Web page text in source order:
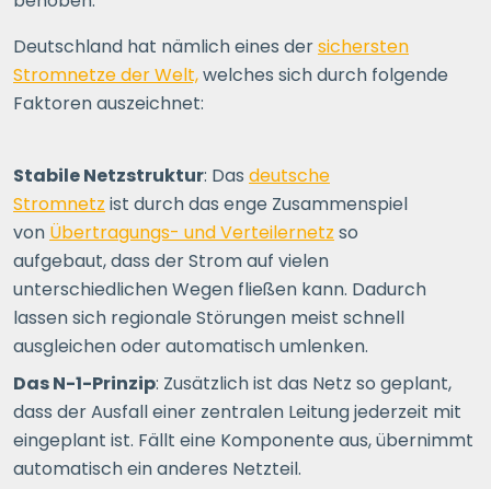
Deutschland hat nämlich eines dersichersten
Stromnetze der Welt,welches sich durch folgende
Faktoren auszeichnet:
Stabile Netzstruktur: Das deutsche
Stromnetz ist durch das enge Zusammenspiel
von Übertragungs- und Verteilernetz so
aufgebaut, dass der Strom auf vielen
unterschiedlichen Wegen fließen kann. Dadurch
lassen sich regionale Störungen meist schnell
ausgleichen oder automatisch umlenken.
Das N-1-Prinzip: Zusätzlich ist das Netz so geplant,
dass der Ausfall einer zentralen Leitung jederzeit mit
eingeplant ist. Fällt eine Komponente aus, übernimmt
automatisch ein anderes Netzteil.